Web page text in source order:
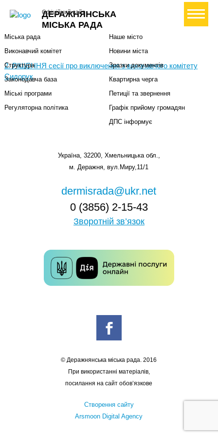
ДЕРАЖНЯНСЬКА
МІСЬКА РАДА
Офіційний сайт+ Створити петицію
2. РІШЕННЯ сесії про виключення з виконавчого комітету
Сидорук
Міський голова
Міська рада
Виконавчий комітет
Структура
Законодавча база
Міські програми
Регуляторна політика
Наше місто
Новини міста
Зразки документів
Квартирна черга
Петиції та звернення
Графік прийому громадян
ДПС інформує
Україна, 32200, Хмельницька обл.,
м. Деражня, вул.Миру,11/1
dermisrada@ukr.net
0 (3856) 2-15-43
Зворотній зв’язок
© Деражнянська міська рада. 2016
При використанні матеріалів,
посилання на сайт обов’язкове
Створення сайту
Arsmoon Digital Agency